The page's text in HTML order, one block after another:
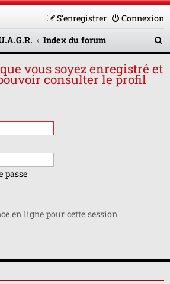
Connexion
S’enregistrer
Index du forum
e
vous soyez enregistré et
consulter le profil
passe
en ligne pour cette session